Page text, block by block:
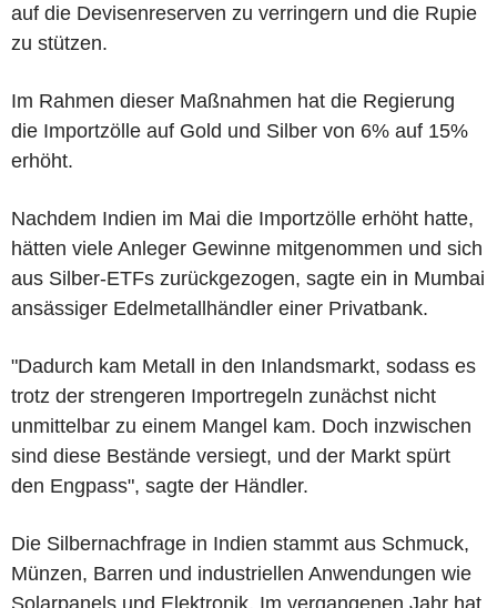
auf die Devisenreserven zu verringern und die Rupie
zu stützen.
Im Rahmen dieser Maßnahmen hat die Regierung
die Importzölle auf Gold und Silber von 6% auf 15%
erhöht.
Nachdem Indien im Mai die Importzölle erhöht hatte,
hätten viele Anleger Gewinne mitgenommen und sich
aus Silber-ETFs zurückgezogen, sagte ein in Mumbai
ansässiger Edelmetallhändler einer Privatbank.
"Dadurch kam Metall in den Inlandsmarkt, sodass es
trotz der strengeren Importregeln zunächst nicht
unmittelbar zu einem Mangel kam. Doch inzwischen
sind diese Bestände versiegt, und der Markt spürt
den Engpass", sagte der Händler.
Die Silbernachfrage in Indien stammt aus Schmuck,
Münzen, Barren und industriellen Anwendungen wie
Solarpanels und Elektronik. Im vergangenen Jahr hat